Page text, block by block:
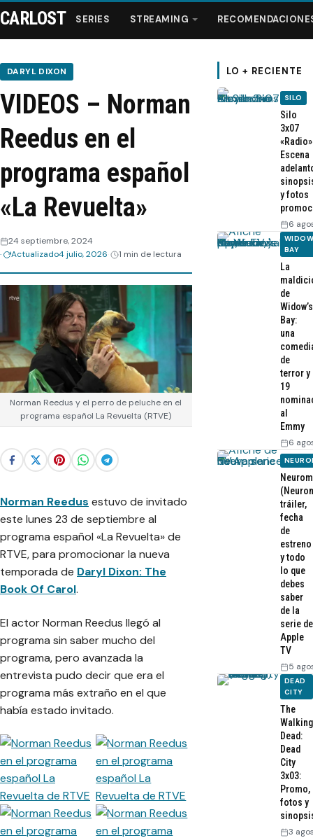
Series
Streaming
Recomendaciones
Webisodios
CARLOST SERIES STREAMING
DARYL DIXON
VIDEOS – Norman
Reedus en el
programa español
«La Revuelta»
24 septiembre, 2024
Actualizado4 julio, 2026 1 min de lectura
Norman Reedus y el perro de peluche en el
programa español La Revuelta (RTVE)
Norman Reedus estuvo de invitado
este lunes 23 de septiembre al
programa español «La Revuelta» de
RTVE, para promocionar la nueva
temporada de Daryl Dixon: The
Book Of Carol.
El actor Norman Reedus llegó al
programa sin saber mucho del
programa, pero avanzada la
entrevista pudo decir que era el
programa más extraño en el que
había estado invitado.
LO + RECIENTE
SILO
Silo
3x07
Escena
y fotos
6
BAY
La
de
Widow’s
Bay:
una
de
terror y
19
al
Emmy
6
tráiler,
fecha
de
estreno
y todo
lo que
debes
saber
de la
serie de
Apple
TV
5
DEAD
CITY
The
Walking
Dead:
Dead
City
3x03:
Promo,
fotos y
3